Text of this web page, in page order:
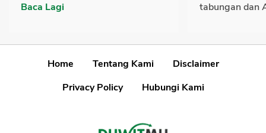
Baca Lagi
tabungan dan
Home Tentang Kami
Disclaimer
Privacy Policy
Hubungi Kami